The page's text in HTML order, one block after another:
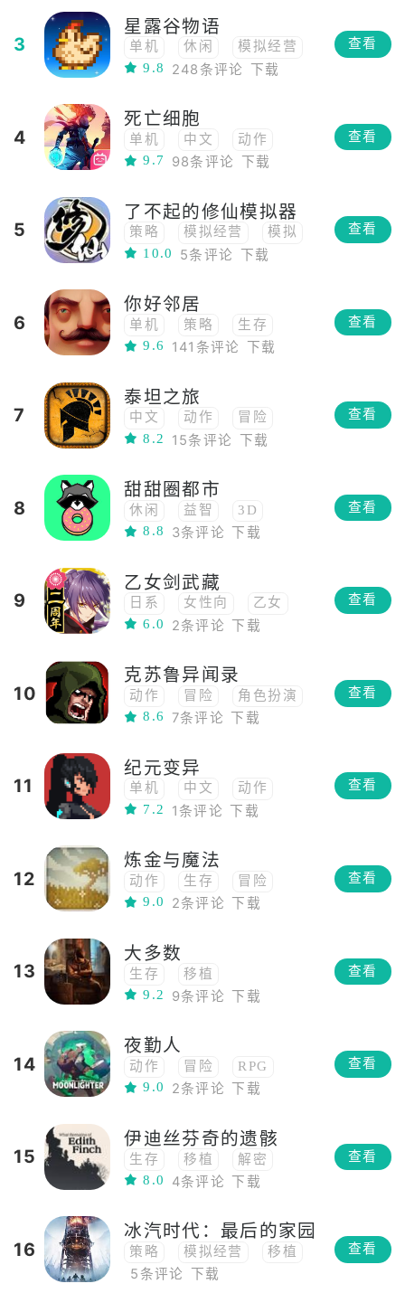
冒险
高自由度
高画质
恐龙
沙盒
多人
开放世界
3D
PVP
steam移植
ARPG
单人
3
星露谷物语
单机 休闲
模拟经营
模拟
RPG
角色扮演
移植
steam移植
独立
小清新
2D
俯视角
9.8 248条评论 下载
查看
4
死亡细胞
单机 中文
动作
角色扮演
像素
移植
steam移植
Roguelike
2D
9.7 98条评论 下载
查看
5
了不起的修仙模拟器
策略 模拟经营
模拟
生存
移植
修仙
俯视角
2.5d
10.0 5条评论 下载
查看
6
你好邻居
单机 策略
生存
冒险
RPG
角色扮演
解密
恐怖
9.6 141条评论 下载
查看
7
泰坦之旅
中文 动作
冒险
RPG
角色扮演
ARPG
第三人称
俯视角
神话
PVE
中世纪
8.2 15条评论 下载
查看
8
甜甜圈都市
休闲 益智
3D
移植
steam移植
8.8 3条评论 下载
查看
9
乙女剑武藏
日系 女性向
乙女
恋爱
移植
6.0 2条评论 下载
查看
10
克苏鲁异闻录
动作 冒险
角色扮演
移植
steam移植
克苏鲁
8.6 7条评论 下载
查看
11
纪元变异
单机 中文
动作
冒险
像素
幻想
steam移植
7.2 1条评论 下载
查看
12
炼金与魔法
动作 生存
冒险
像素
移植
9.0 2条评论 下载
查看
13
大多数
生存
移植
9.2
9条评论 下载
查看
14
夜勤人
动作 冒险
RPG
像素
养成
3D
第三人称
PVE
9.0 2条评论 下载
查看
15
伊迪丝芬奇的遗骸
生存 移植
解密
8.0
4条评论 下载
查看
16
冰汽时代：最后的家园
策略 模拟经营 移植
5条评论 下载
查看